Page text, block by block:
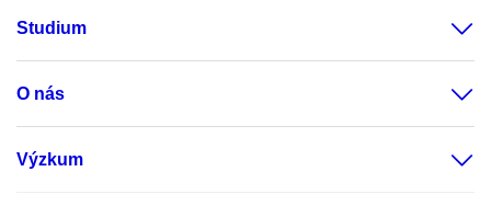
Studium
O nás
Výzkum